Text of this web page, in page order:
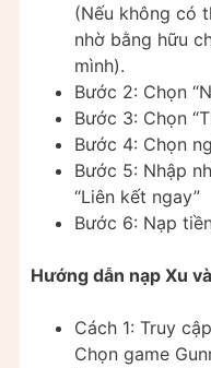
(Nếu không có
nhờ bằng hữu
mình).
Bước 2: Chọn
Bước 3: Chọn
Bước 4: Chọn
Bước 5: Nhập
“Liên kết ngay”
Bước 6: Nạp
Hướng dẫn nạp Xu
Cách 1: Truy
Chọn game